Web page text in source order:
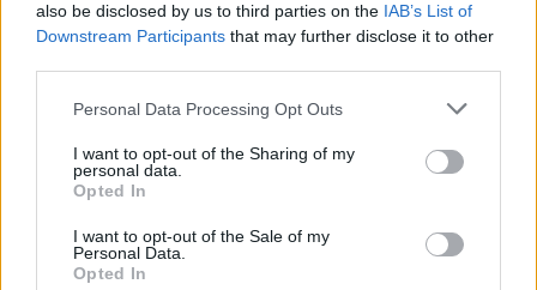
also be disclosed by us to third parties on the IAB’s List of
Downstream Participants that may further disclose it to other
Personal Data Processing Opt Outs
I want to opt-out of the Sharing of my
personal data.
Opted In
I want to opt-out of the Sale of my
Personal Data.
Opted In
jovens ao mundo do trabalho